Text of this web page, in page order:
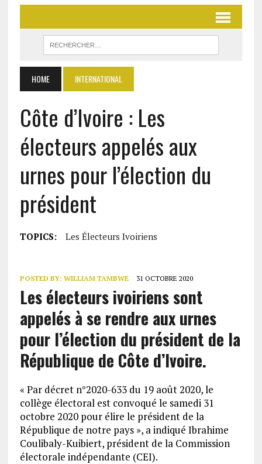
HOME INTERNATIONAL
Côte d’Ivoire : Les
électeurs appelés aux
urnes pour l’élection du
président
TOPICS: Les Électeurs Ivoiriens
POSTED BY: WILLIAM TAMBWE 31 OCTOBRE 2020
Les électeurs ivoiriens sont
appelés à se rendre aux urnes
pour l’élection du président de la
République de Côte d’Ivoire.
« Par décret n°2020-633 du 19 août 2020, le
collège électoral est convoqué le samedi 31
octobre 2020 pour élire le président de la
République de notre pays », a indiqué Ibrahime
Coulibaly-Kuibiert, président de la Commission
électorale indépendante (CEI).